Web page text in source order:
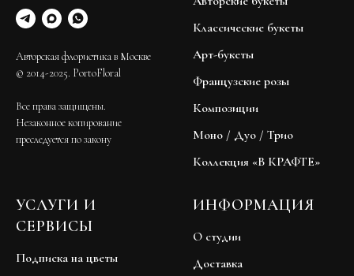
Авторская флористика в Москве
© 2014-2025. PortoFloral
Все права защищены.
Незаконное копирование
преследуется по закону
Классические букеты
Арт-букеты
Французские розы
Композиции
Моно / Дуо / Трио
Коллекция «В КРАФТЕ»
УСЛУГИ И
СЕРВИСЫ
Подписка на цветы
ИНФОРМАЦИЯ
О студии
Доставка